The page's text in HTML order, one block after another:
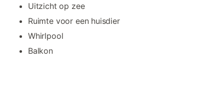
Uitzicht op zee
Ruimte voor een huisdier
Whirlpool
Balkon